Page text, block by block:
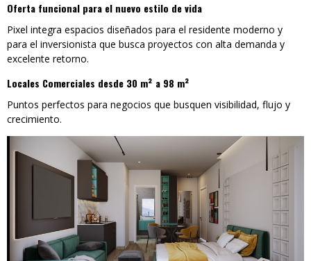
Oferta funcional para el nuevo estilo de vida
Pixel integra espacios diseñados para el residente moderno y
para el inversionista que busca proyectos con alta demanda y
excelente retorno.
Locales Comerciales desde 30 m² a 98 m²
Puntos perfectos para negocios que busquen visibilidad, flujo y
crecimiento.